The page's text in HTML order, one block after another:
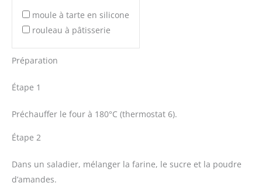
moule à tarte en silicone
rouleau à pâtisserie
Préparation
Étape 1
Préchauffer le four à 180°C (thermostat 6).
Étape 2
Dans un saladier, mélanger la farine, le sucre et la poudre
d’amandes.